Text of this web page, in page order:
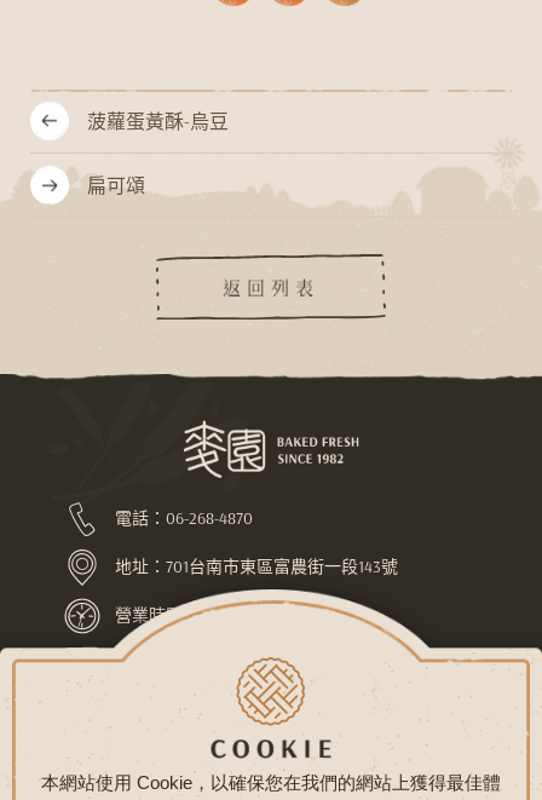
本網站使用 Cookie，以確保您在我們的網站上獲得最佳體
菠蘿蛋黃酥-烏豆
扁可頌
返回列表
電話： 06-268-4870
地址： 701台南市東區富農街一段143號
營業時間：上午7:30-下午10:00
LINE ID：@pej4686l
關於麥園 最新消息
常見問題
聯絡我們
隱私權政策 網站地圖